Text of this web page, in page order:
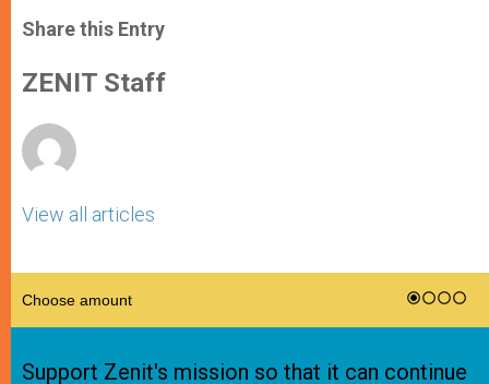
t
s
p
p
s
e
g
e
e
b
o
k
Share this Entry
ZENIT Staff
View all articles